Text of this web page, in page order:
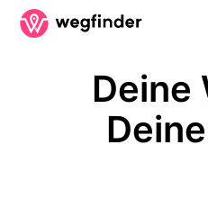
Deine